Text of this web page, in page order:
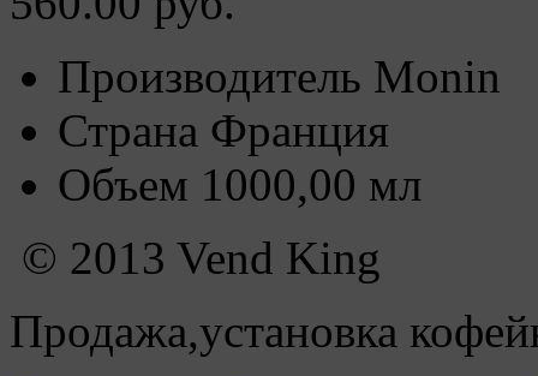
Производитель Monin
Страна Франция
Объем 1000,00 мл
© 2013 Vend King
Продажа,установка